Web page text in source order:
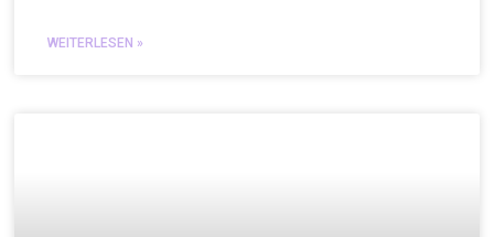
WEITERLESEN »